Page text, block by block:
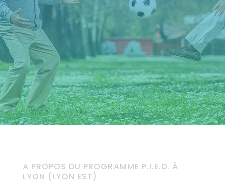
A PROPOS DU PROGRAMME P.I.E.D. À
LYON (LYON EST)